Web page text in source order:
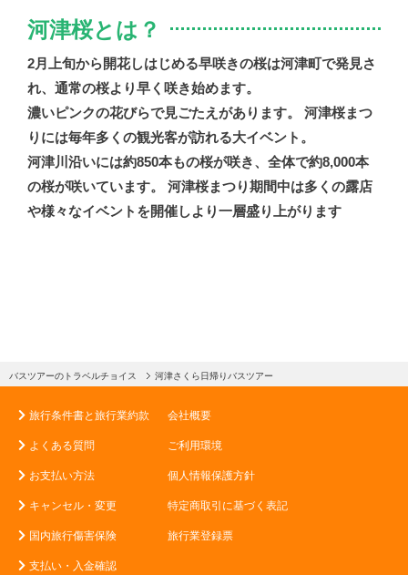
河津桜とは？
2月上旬から開花しはじめる早咲きの桜は河津町で発見さ
れ、通常の桜より早く咲き始めます。
濃いピンクの花びらで見ごたえがあります。 河津桜まつ
りには毎年多くの観光客が訪れる大イベント。
河津川沿いには約850本もの桜が咲き、全体で約8,000本
の桜が咲いています。 河津桜まつり期間中は多くの露店
や様々なイベントを開催しより一層盛り上がります
バスツアーのトラベルチョイス 河津さくら日帰りバスツアー
旅行条件書と旅行業約款
よくある質問
お支払い方法
キャンセル・変更
国内旅行傷害保険
支払い・入金確認
会社概要
ご利用環境
個人情報保護方針
特定商取引に基づく表記
旅行業登録票